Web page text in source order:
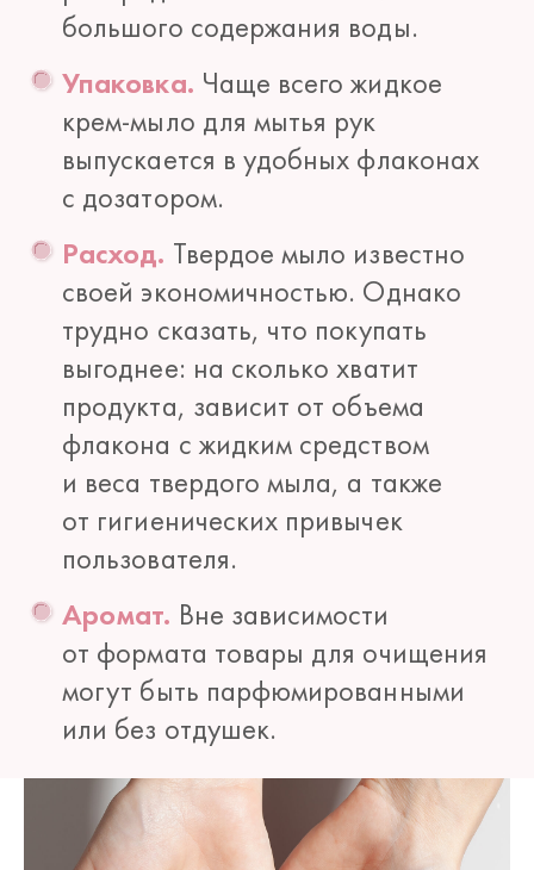
большого содержания воды.
Упаковка. Чаще всего жидкое
крем-мыло для мытья рук
выпускается в удобных флаконах
с дозатором.
Расход. Твердое мыло известно
своей экономичностью. Однако
трудно сказать, что покупать
выгоднее: на сколько хватит
продукта, зависит от объема
флакона с жидким средством
и веса твердого мыла, а также
от гигиенических привычек
пользователя.
Аромат. Вне зависимости
от формата товары для очищения
могут быть парфюмированными
или без отдушек.